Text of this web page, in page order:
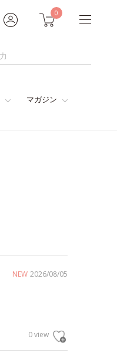
0
マガジン
NEW 2026/08/05
0 view